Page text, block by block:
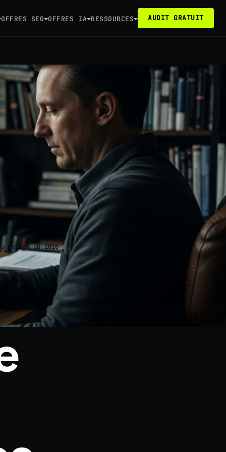
OFFRES SEO OFFRES IA RESSOURCES AUDIT GRATUIT
eviter en 2026